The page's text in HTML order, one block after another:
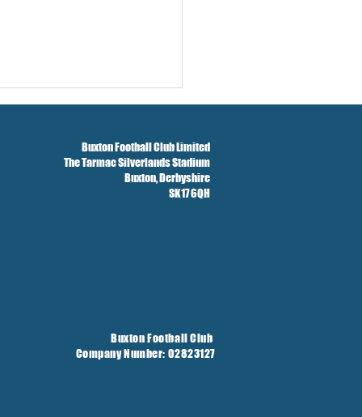
Buxton Football Club Limited
The Tarmac Silverlands Stadium
Buxton,Derbyshire
SK17 6QH
Buxton Football Club
Company Number: 02823127